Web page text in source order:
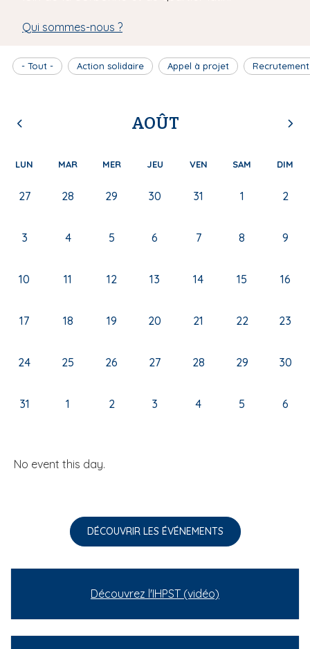
Qui sommes-nous ?
- Tout - Action solidaire Appel à projet Recrutement
AOÛT
LUN MAR MER JEU VEN SAM DIM
27 28 29 30 31 1 2
3 4 5 6 7 8 9
10 11 12 13 14 15 16
17 18 19 20 21 22 23
24 25 26 27 28 29 30
31 1 2 3 4 5 6
No event this day.
DÉCOUVRIR LES ÉVÉNEMENTS
Découvrez l'IHPST (vidéo)